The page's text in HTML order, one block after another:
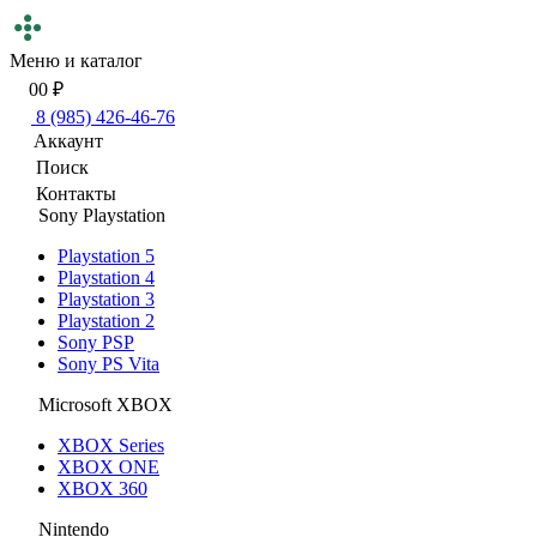
Меню и каталог
00 ₽
8 (985) 426-46-76
Аккаунт
Поиск
Контакты
Sony Playstation
Playstation 5
Playstation 4
Playstation 3
Playstation 2
Sony PSP
Sony PS Vita
Microsoft XBOX
XBOX Series
XBOX ONE
XBOX 360
Nintendo